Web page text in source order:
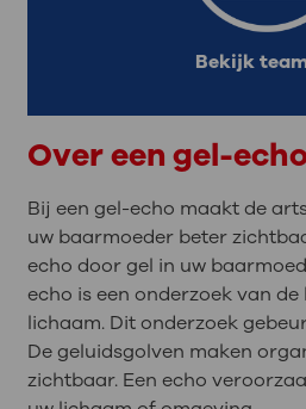
Bekijk
Over een gel-
Bij een gel-echo maakt de
uw baarmoeder beter
echo door gel in uw
echo is een onderzoek van
lichaam. Dit onderzoek
De geluidsgolven maken
zichtbaar. Een echo